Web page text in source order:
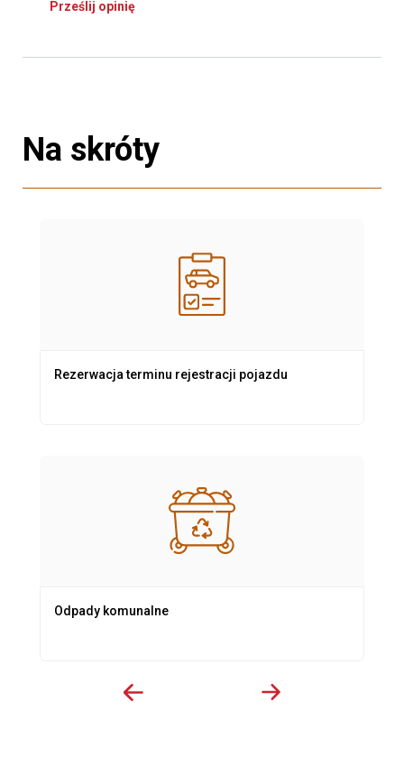
Prześlij opinię
Na skróty
Rezerwacja terminu rejestracji pojazdu
Odpady komunalne